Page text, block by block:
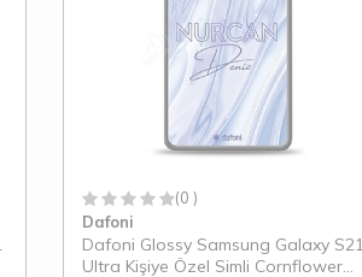
(0 )
Dafoni
Dafoni Glossy Samsung Galaxy S21
Ultra Kişiye Özel Simli Cornflower